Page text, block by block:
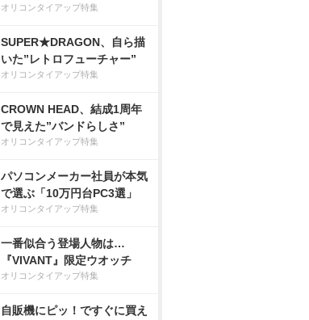
オリコンタイアップ特集
SUPER★DRAGON、自ら描
いた”レトロフューチャー”
オリコンタイアップ特集
CROWN HEAD、結成1周年
で見えた”バンドらしさ”
オリコンタイアップ特集
パソコンメーカー社員が本気
で選ぶ「10万円台PC3選」
オリコンタイアップ特集
一番似合う登場人物は…
『VIVANT』限定ウオッチ
オリコンタイアップ特集
自販機にピッ！ですぐに買え